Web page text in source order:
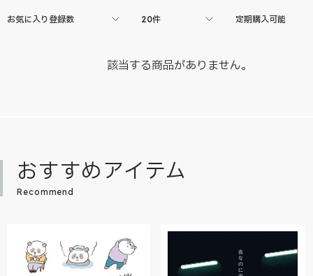
お気に入り登録数 20件 定期購入可能
該当する商品がありません。
おすすめアイテム
Recommend